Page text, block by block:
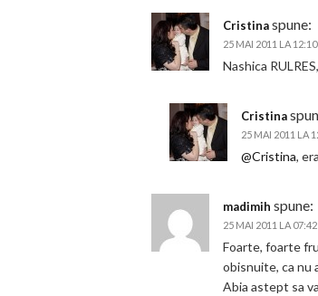
Cristinaspune:
25 MAI 2011 LA 12:10
Nashica
Cristina
25 MAI 2011 LA
@Cristina,
madimih spune:
25 MAI 2011 LA 07:42
Foarte, foarte
obisnuite, ca nu
Abia astept sa